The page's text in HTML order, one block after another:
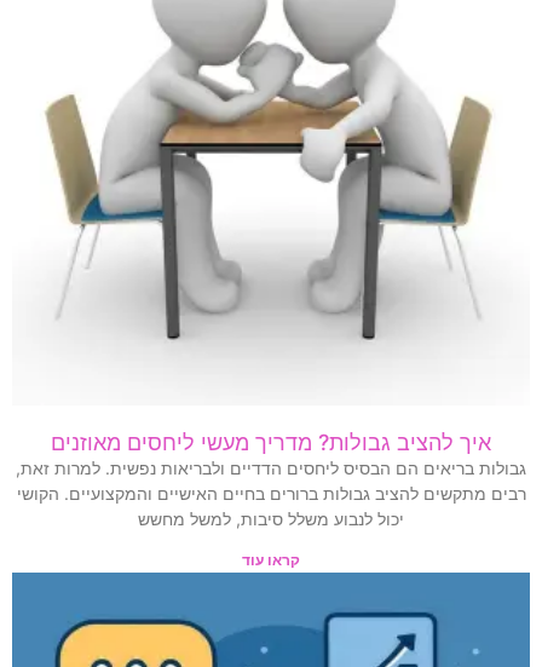
איך להציב גבולות? מדריך מעשי ליחסים מאוזנים
גבולות בריאים הם הבסיס ליחסים הדדיים ולבריאות נפשית. למרות זאת,
רבים מתקשים להציב גבולות ברורים בחיים האישיים והמקצועיים. הקושי
יכול לנבוע משלל סיבות, למשל מחשש
קראו עוד